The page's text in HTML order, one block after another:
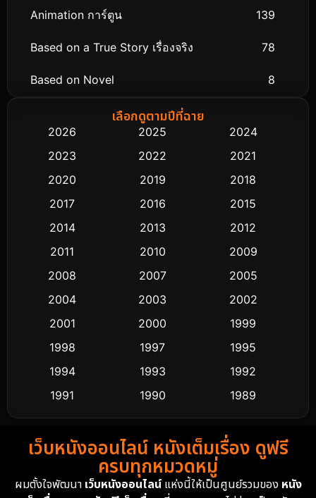
Animation การ์ตูน 139
Based on a True Story เรื่องจริง 78
Based on Novel 8
Biography ชีวิตจริง
Classic หนังคลาสสิก
Comedy ตลก 428
Crime อาชญากรรม 503
Cult Film
Dance เต้น
Detective สืบสวน
Detective สืบสวน
เลือกดูตามปีที่ฉาย
2026 2025
2024
2023
2022
2021
2020
2019
2018
2017
2016
2015
2014
2013
2012
2011
2010
2009
2008
2007
2005
2004
2003
2002
2001
2000
1999
1998
1997
1995
1994
1993
1992
1991
1990
1989
1988
1986
1985
1983
1982
1981
1974
1962
เว็บหนังออนไลน์ หนังเต็มเรื่อง ดูฟรี
ครบทุกหมวดหมู่
ผมตั้งใจพัฒนา เว็บหนังออนไลน์แห่งนี้ให้เป็นศูนย์รวมของ หนัง